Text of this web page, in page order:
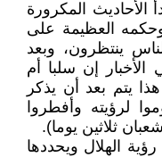
الأحاديث المكرورة
العظيمة على
ينتظرون، وبعد
الأخبار إن سلبا أم
يتم بعد أن يذكر
لرؤيته وأفطروا
ثلاثين يوما).
الهلال ويحددها